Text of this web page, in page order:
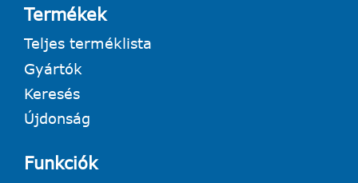
Termékek
Teljes terméklista
Gyártók
Keresés
Újdonság
Funkciók